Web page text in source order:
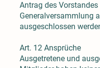
Antrag des Vorstandes
Generalversammlung
ausgeschlossen
Art. 12 Ansprüche
Ausgetretene und